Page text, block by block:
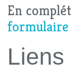
En
Liens